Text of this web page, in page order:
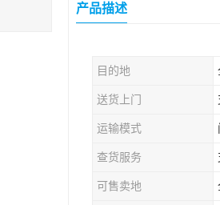
产品描述
目的地
送货上门
运输模式
查货服务
可售卖地